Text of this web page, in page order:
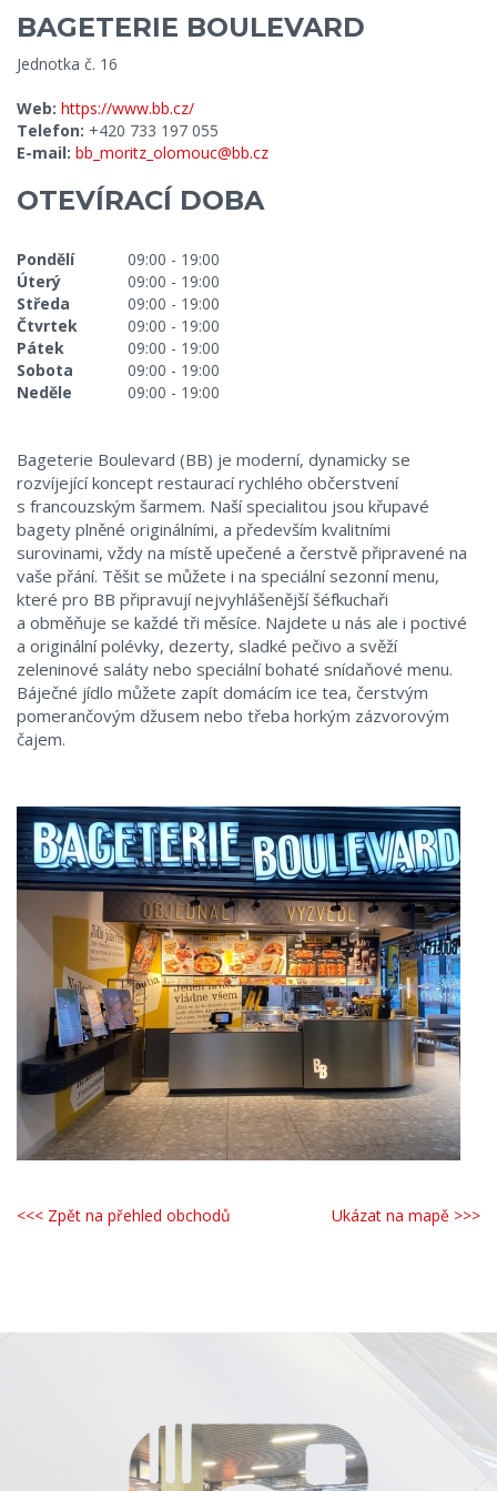
BAGETERIE BOULEVARD
Jednotka č. 16
Web: https://www.bb.cz/
Telefon: +420 733 197 055
E-mail: bb_moritz_olomouc@bb.cz
OTEVÍRACÍ DOBA
Pondělí
09:00 - 19:00
Úterý
09:00 - 19:00
Středa
09:00 - 19:00
Čtvrtek
09:00 - 19:00
Pátek
09:00 - 19:00
Sobota
09:00 - 19:00
Neděle
09:00 - 19:00
Bageterie Boulevard (BB) je moderní, dynamicky se
rozvíjející koncept restaurací rychlého občerstvení
s francouzským šarmem. Naší specialitou jsou křupavé
bagety plněné originálními, a především kvalitními
surovinami, vždy na místě upečené a čerstvě připravené na
vaše přání. Těšit se můžete i na speciální sezonní menu,
které pro BB připravují nejvyhlášenější šéfkuchaři
a obměňuje se každé tři měsíce. Najdete u nás ale i poctivé
a originální polévky, dezerty, sladké pečivo a svěží
zeleninové saláty nebo speciální bohaté snídaňové menu.
Báječné jídlo můžete zapít domácím ice tea, čerstvým
pomerančovým džusem nebo třeba horkým zázvorovým
čajem.
<<< Zpět na přehled obchodů Ukázat na mapě >>>